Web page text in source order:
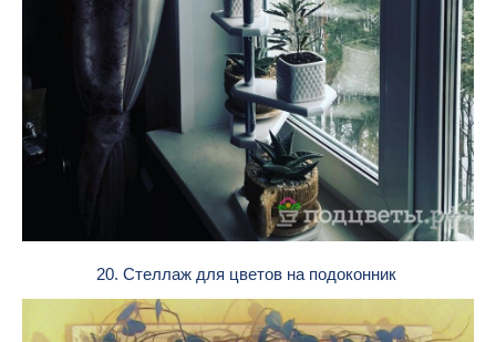
20. Стеллаж для цветов на подоконник